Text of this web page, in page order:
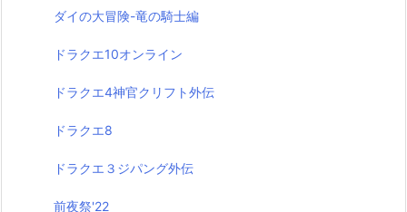
ダイの大冒険-竜の騎士編
ドラクエ10オンライン
ドラクエ4神官クリフト外伝
ドラクエ8
ドラクエ３ジパング外伝
前夜祭'22